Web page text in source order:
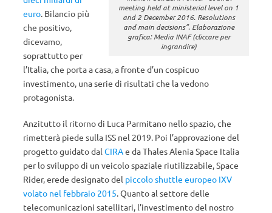
meeting held at ministerial level on 1
and 2 December 2016. Resolutions
and main decisions”. Elaborazione
grafica: Media INAF (cliccare per
ingrandire)
euro. Bilancio più
che positivo,
dicevamo,
soprattutto per
l’Italia, che porta a casa, a fronte d’un cospicuo
investimento, una serie di risultati che la vedono
protagonista.
Anzitutto il ritorno di Luca Parmitano nello spazio, che
rimetterà piede sulla ISS nel 2019. Poi l’approvazione del
progetto guidato dal CIRAe da Thales Alenia Space Italia
per lo sviluppo di un veicolo spaziale riutilizzabile, Space
Rider, erede designato del piccolo shuttle europeo IXV
volato nel febbraio 2015. Quanto al settore delle
telecomunicazioni satellitari, l’investimento del nostro